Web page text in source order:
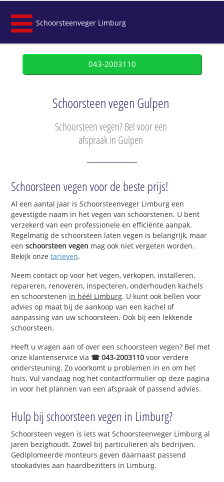
Schoorsteenveger Limburg
043-2003110
Schoorsteen vegen Gulpen
Schoorsteen vegen? Bel voor een
afspraak in Gulpen
Schoorsteen vegen voor de beste prijs!
Al een aantal jaar is Schoorsteenveger Limburg een
gevestigde naam in het vegen van schoorstenen. U bent
verzekerd van een professionele en efficiënte aanpak.
Regelmatig de schoorsteen laten vegen is belangrijk, maar
eenschoorsteen vegen mag ook niet vergeten worden.
Bekijk onzetarieven.
Neem contact op voor het vegen, verkopen, installeren,
repareren, renoveren, inspecteren, onderhouden kachels
en schoorstenen in héél Limburg. U kunt ook bellen voor
advies op maat bij de aankoop van een kachel of
aanpassing van uw schoorsteen. Ook bij een lekkende
schoorsteen.
Heeft u vragen aan of over een schoorsteen vegen? Bel met
onze klantenservice via ☎ 043-2003110 voor verdere
ondersteuning. Zo voorkomt u problemen in en om het
huis. Vul vandaag nog het contactformulier op deze pagina
in voor het plannen van een afspraak of passend advies.
Hulp bij schoorsteen vegen in Limburg?
Schoorsteen vegen is iets wat Schoorsteenveger Limburg al
jaren bezighoudt. Zowel bij particulieren als bedrijven.
Gediplomeerde monteurs geven daarnaast passend
stookadvies aan haardbezitters in Limburg.